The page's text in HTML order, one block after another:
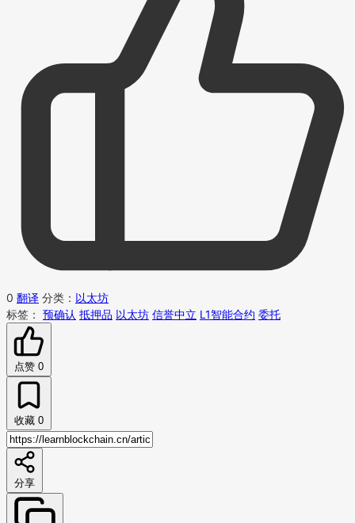
0 翻译 分类： 以太坊
标签： 预确认 抵押品 以太坊 信誉中立 L1智能合约 委托
点赞 0
收藏 0
分享